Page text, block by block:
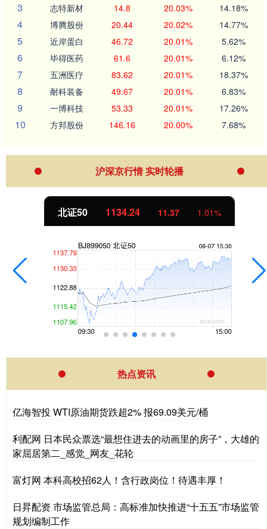
3 志特新材 14.8 20.03% 14.18%
4 博腾股份 20.44 20.02% 14.77%
5 近岸蛋白 46.72 20.01% 5.62%
6 毕得医药 61.6 20.01% 6.12%
7 五洲医疗 83.62 20.01% 18.37%
8 耐科装备 49.67 20.01% 6.83%
9 一博科技 53.33 20.01% 17.26%
10 方邦股份 146.16 20.00% 7.68%
沪深京行情 实时轮播
北证50 1134.24 11.37 1.01%
热点资讯
亿海智投 WTI原油期货跌超2% 报69.09美元/桶
利配网 日本民众票选“最想住进去的动画里的房子”，大雄的
家屈居第二_感觉_网友_花轮
富灯网 本科高校招62人！含行政岗位！待遇丰厚！
日昇配资 市场监管总局：高标准加快推进“十五五”市场监管
规划编制工作